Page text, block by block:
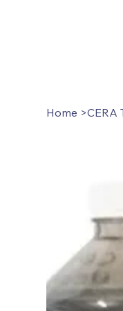
Home >CERA